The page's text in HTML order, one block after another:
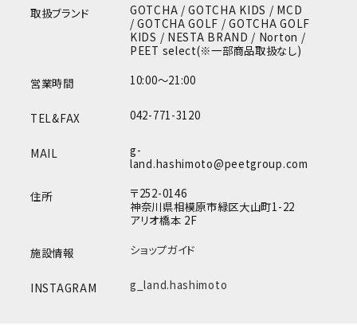
取扱ブランド
GOTCHA / GOTCHA KIDS / MCD
/ GOTCHA GOLF / GOTCHA GOLF
KIDS / NESTA BRAND / Norton /
PEET select(※一部商品取扱なし)
営業時間 10:00～21:00
TEL&FAX 042-771-3120
MAIL
g-
land.hashimoto@peetgroup.com
住所
〒252-0146
神奈川県相模原市緑区大山町1-22
アリオ橋本 2F
施設情報 ショップガイド
INSTAGRAM g_land.hashimoto